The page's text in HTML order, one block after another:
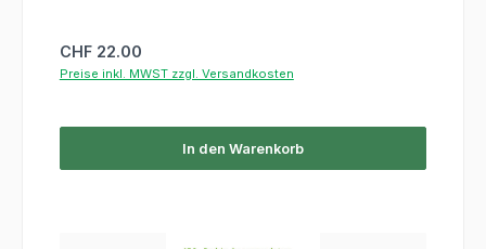
Regulärer Preis:
CHF 22.00
Preise inkl. MWST zzgl. Versandkosten
In den Warenkorb